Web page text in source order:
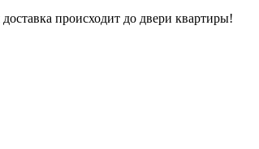
происходит до двери квартиры!